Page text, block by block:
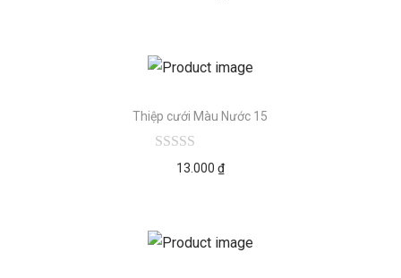
Thiệp cưới Màu Nước 15
13.000 ₫